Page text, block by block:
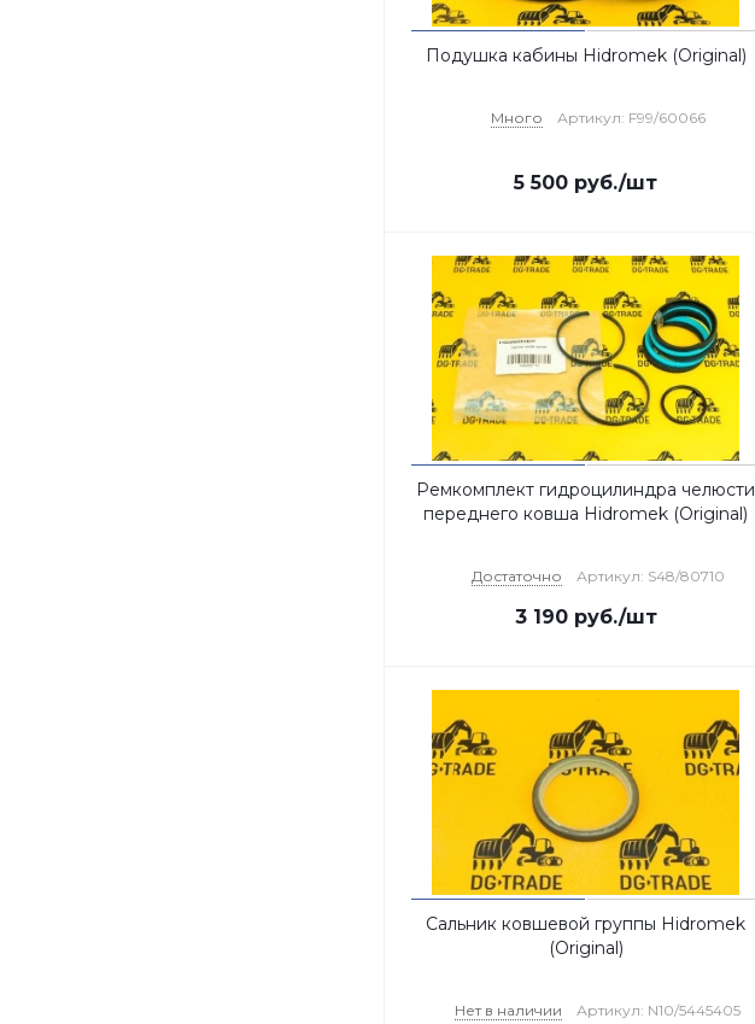
Подушка кабины Hidromek (Original)
Много Артикул: F99/60066
5 500 руб./шт
Ремкомплект гидроцилиндра челюсти
переднего ковша Hidromek (Original)
Достаточно Артикул: S48/80710
3 190руб./шт
Сальник ковшевой группы Hidromek
(Original)
Нет в наличии Артикул: N10/5445405